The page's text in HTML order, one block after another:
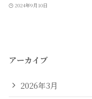
2024年9月10日
アーカイブ
2026年3月